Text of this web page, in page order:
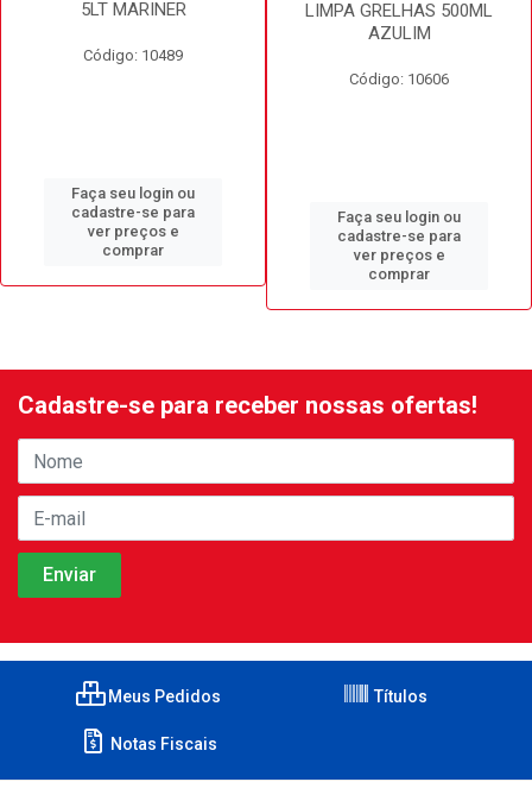
5LT MARINER
Código: 10489
Faça seu login ou
cadastre-se para
ver preços e
comprar
LIMPA GRELHAS 500ML
AZULIM
Código: 10606
Faça seu login ou
cadastre-se para
ver preços e
comprar
Cadastre-se para receber nossas ofertas!
Meus Pedidos Títulos
Notas Fiscais